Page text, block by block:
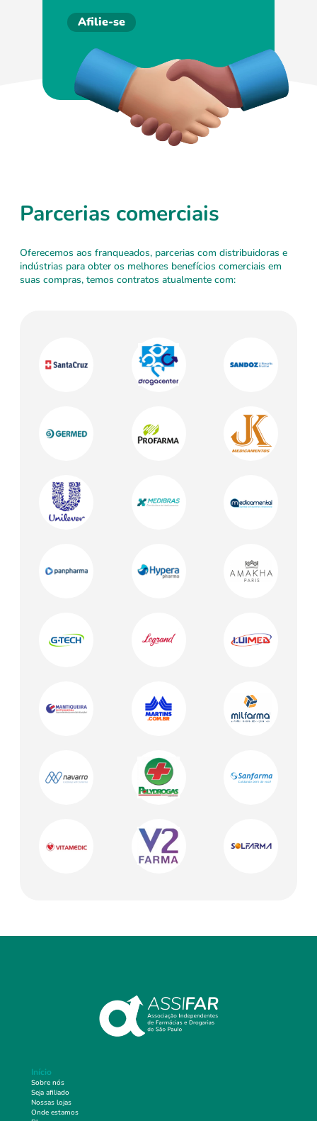
Afilie-se
Parcerias comerciais
Oferecemos aos franqueados, parcerias com distribuidoras e
indústrias para obter os melhores benefícios comerciais em
suas compras, temos contratos atualmente com:
Início
Sobre nós
Seja afiliado
Nossas lojas
Onde estamos